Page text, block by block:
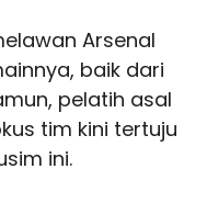
Arsenal
baik dari
pelatih asal
tim kini tertuju
ini.